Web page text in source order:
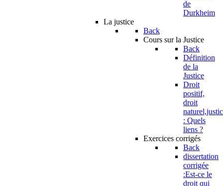
de
Durkheim
La justice
Back
Cours sur la Justice
Back
Définition
de la
Justice
Droit
positif,
droit
: Quels
liens ?
Exercices corrigés
Back
dissertation
corrigée
:Est-ce le
droit qui